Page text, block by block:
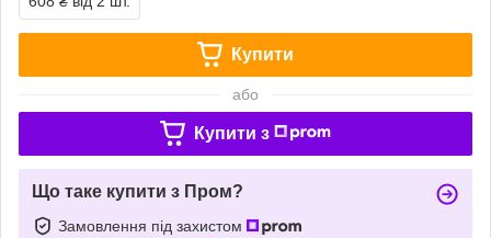
Купити
або
Купити з
Що таке купити з Пром?
Замовлення під захистом